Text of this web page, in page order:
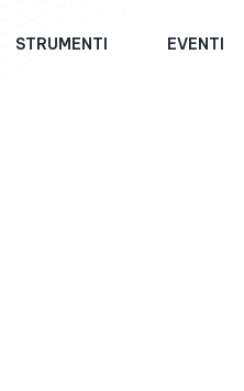
STRUMENTI EVENTI